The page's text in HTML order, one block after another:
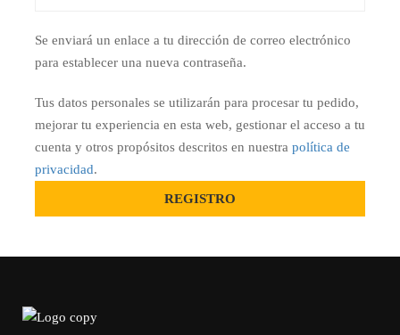
Se enviará un enlace a tu dirección de correo electrónico
para establecer una nueva contraseña.
Tus datos personales se utilizarán para procesar tu pedido,
mejorar tu experiencia en esta web, gestionar el acceso a tu
cuenta y otros propósitos descritos en nuestra política de
privacidad.